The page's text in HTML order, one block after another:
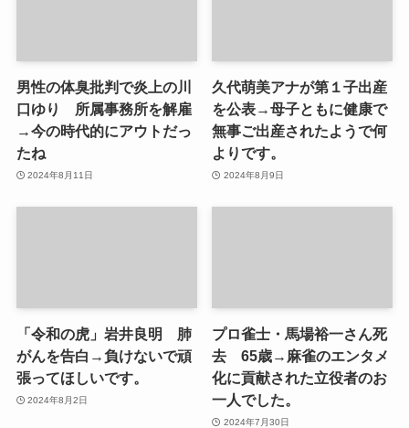
男性の体臭批判で炎上の川
口ゆり 所属事務所を解雇
→今の時代的にアウトだっ
たね
2024年8月11日
久代萌美アナが第１子出産
を公表→母子ともに健康で
無事ご出産されたようで何
よりです。
2024年8月9日
「令和の虎」岩井良明 肺
がんを告白→負けないで頑
張ってほしいです。
2024年8月2日
プロ雀士・馬場裕一さん死
去 65歳→麻雀のエンタメ
化に貢献された立役者のお
一人でした。
2024年7月30日